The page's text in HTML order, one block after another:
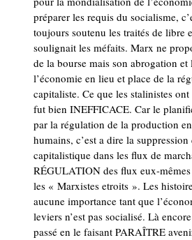
préparer les requis du socialisme,
toujours soutenu les traités de libre
soulignait les méfaits. Marx ne
de la bourse mais son abrogation
l’économie en lieu et place de la
capitaliste. Ce que les stalinistes
fut bien INEFFICACE. Car le
par la régulation de la production
humains, c’est a dire la
capitalistique dans les flux de
RÉGULATION des flux eux-
les « Marxistes etroits ». Les
aucune importance tant que
leviers n’est pas socialisé. Là
passé en le faisant PARAÎTRE